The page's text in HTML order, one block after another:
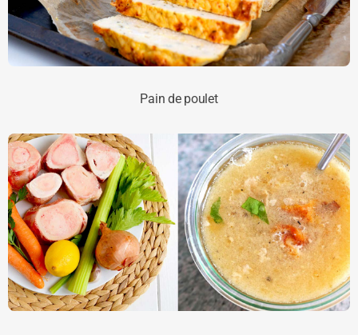
Pain de poulet